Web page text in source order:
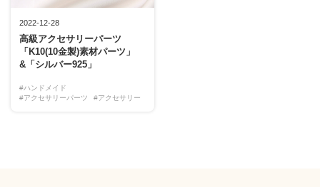
2022-12-28
高級アクセサリーパーツ
「K10(10金製)素材パーツ」
&「シルバー925」
#ハンドメイド
#アクセサリーパーツ
#アクセサリー